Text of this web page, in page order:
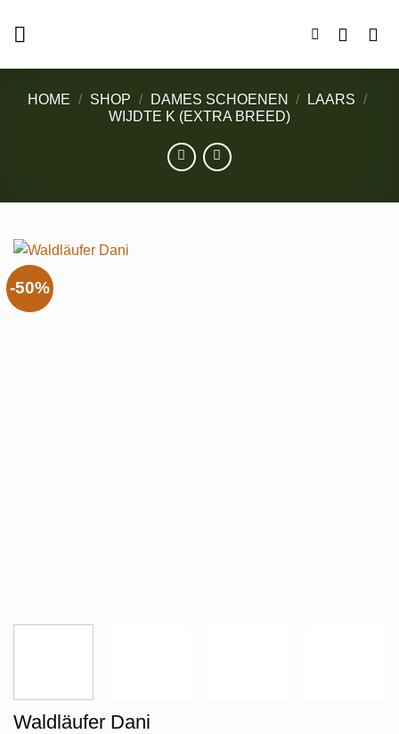
naar
HOME / SHOP / DAMES SCHOENEN / LAARS /
WIJDTE K (EXTRA BREED)
-50%
Waldläufer Dani